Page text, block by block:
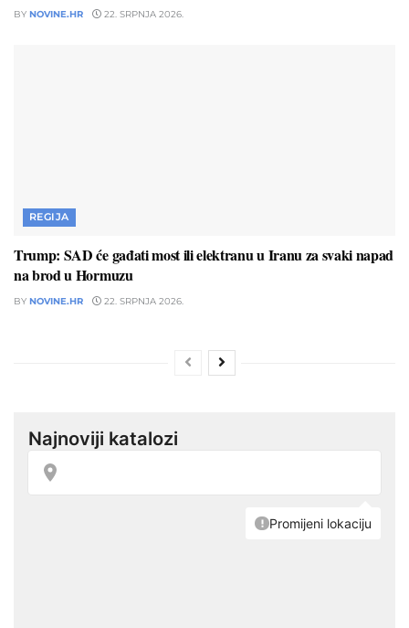
BY NOVINE.HR 22. SRPNJA 2026.
REGIJA
Trump: SAD će gađati most ili elektranu u Iranu za svaki napad
na brod u Hormuzu
BY NOVINE.HR 22. SRPNJA 2026.